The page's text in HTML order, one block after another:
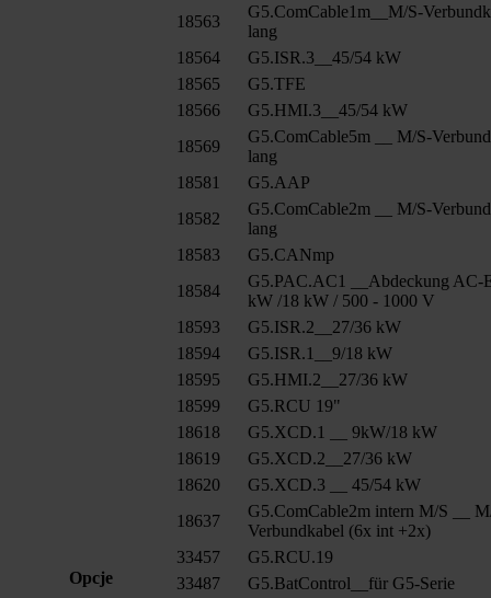
Opcje
18563
G5.ComCable1m__M/S-
lang
18564
G5.ISR.3__45/54 kW
18565
G5.TFE
18566
G5.HMI.3__45/54 kW
18569
G5.ComCable5m __ M/S-
lang
18581
G5.AAP
18582
G5.ComCable2m __ M/S-
lang
18583
G5.CANmp
18584
G5.PAC.AC1 __Abdeckung AC-
kW /18 kW / 500 - 1000 V
18593
G5.ISR.2__27/36 kW
18594
G5.ISR.1__9/18 kW
18595
G5.HMI.2__27/36 kW
18599
G5.RCU 19"
18618
G5.XCD.1 __ 9kW/18 kW
18619
G5.XCD.2__27/36 kW
18620
G5.XCD.3 __ 45/54 kW
18637
G5.ComCable2m intern M/S __
Verbundkabel (6x int +2x)
33457
G5.RCU.19
33487
G5.BatControl__für G5-Serie